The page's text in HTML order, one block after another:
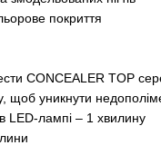
покриття
CONCEALER TOP
уникнути
LED-лампі – 1 хвилину